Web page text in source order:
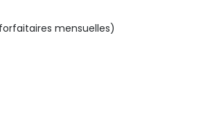
mensuelles)